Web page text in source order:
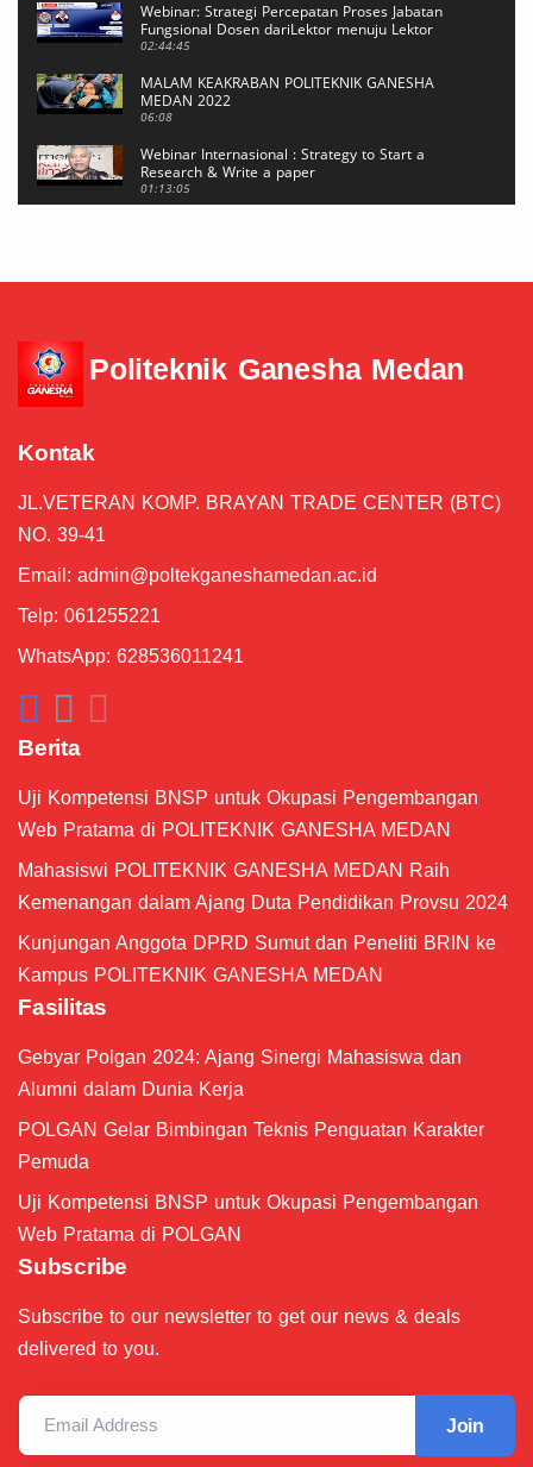
Webinar: Strategi Percepatan Proses Jabatan
Fungsional Dosen dariLektor menuju Lektor
Kepala
02:44:45
MALAM KEAKRABAN POLITEKNIK GANESHA
MEDAN 2022
06:08
Webinar Internasional : Strategy to Start a
Research & Write a paper
01:13:05
Reset Password MeTA #6
05:17
Pengenalan Tampilan Dashboard #4
Membuat Akun MeTA #3
Politeknik Ganesha Medan
Kontak
JL.VETERAN KOMP. BRAYAN TRADE CENTER (BTC)
NO. 39-41
Email: admin@poltekganeshamedan.ac.id
Telp: 061255221
WhatsApp: 628536011241
Berita
Uji Kompetensi BNSP untuk Okupasi Pengembangan
Web Pratama di POLITEKNIK GANESHA MEDAN
Mahasiswi POLITEKNIK GANESHA MEDAN Raih
Kemenangan dalam Ajang Duta Pendidikan Provsu 2024
Kunjungan Anggota DPRD Sumut dan Peneliti BRIN ke
Kampus POLITEKNIK GANESHA MEDAN
Fasilitas
Gebyar Polgan 2024: Ajang Sinergi Mahasiswa dan
Alumni dalam Dunia Kerja
POLGAN Gelar Bimbingan Teknis Penguatan Karakter
Pemuda
Uji Kompetensi BNSP untuk Okupasi Pengembangan
Web Pratama di POLGAN
Subscribe
Subscribe to our newsletter to get our news & deals
delivered to you.
Email Address